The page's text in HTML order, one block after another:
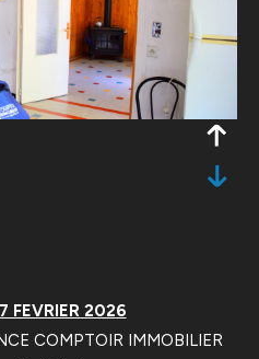
FEVRIER 2026
COMPTOIR IMMOBILIER